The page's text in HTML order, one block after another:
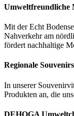
Umweltfreundliche
Mit der Echt
Nahverkehr am
fördert nachhaltige
Regionale Souvenirs
In unserer
Produkten an, die
DEHOGA